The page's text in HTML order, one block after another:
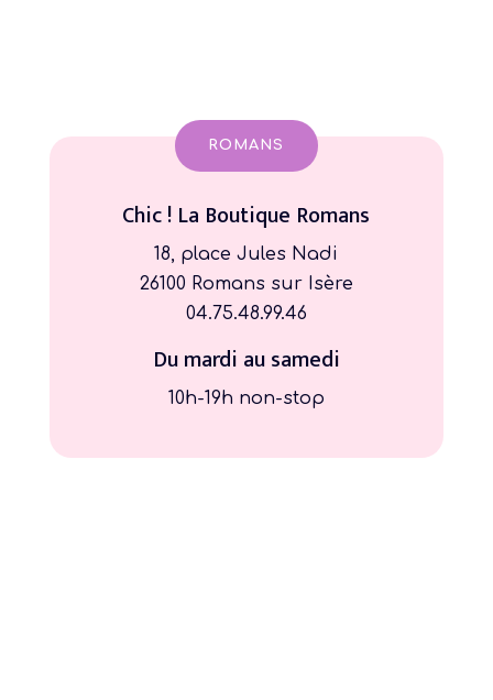
ROMANS
Chic ! La Boutique Romans
18, place Jules Nadi
26100 Romans sur Isère
04.75.48.99.46
Du mardi au samedi
10h-19h non-stop